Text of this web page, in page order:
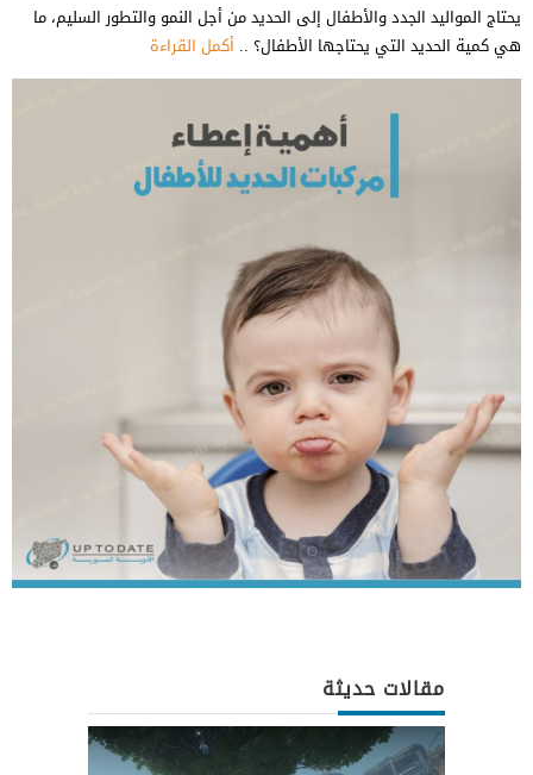
يحتاج المواليد الجدد والأطفال إلى الحديد من أجل النمو والتطور السليم، ما
هي كمية الحديد التي يحتاجها الأطفال؟ .. أكمل القراءة
مقالات حديثة